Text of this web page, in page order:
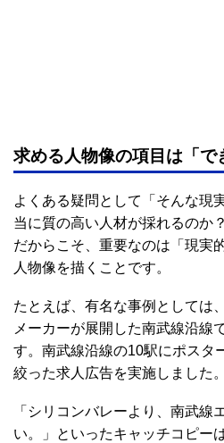
求める人物像の項目は「で
よくある疑問として「そんな現
当に質の高い人材が採れるのか
だからこそ、重要なのは「現実
人物像を描くことです。
たとえば、有名な事例としては
メーカーが展開した南武線沿線
す。南武線沿線の10駅にポスタ
絞った求人広告を実施しました。
「シリコンバレーより、南武線
い。」といったキャッチコピー